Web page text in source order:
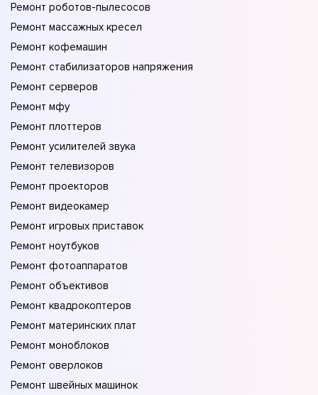
Ремонт роботов-пылесосов
Ремонт массажных кресел
Ремонт кофемашин
Ремонт стабилизаторов напряжения
Ремонт серверов
Ремонт мфу
Ремонт плоттеров
Ремонт усилителей звука
Ремонт телевизоров
Ремонт проекторов
Ремонт видеокамер
Ремонт игровых приставок
Ремонт ноутбуков
Ремонт фотоаппаратов
Ремонт объективов
Ремонт квадрокоптеров
Ремонт материнских плат
Ремонт моноблоков
Ремонт оверлоков
Ремонт швейных машинок